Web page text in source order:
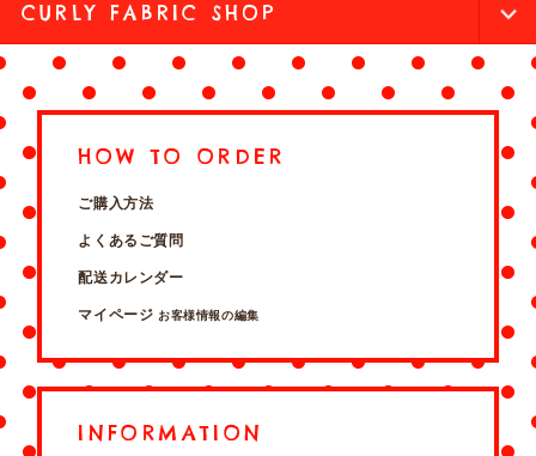
CURLY FABRIC SHOP
HOW TO ORDER
ご購入方法
よくあるご質問
配送カレンダー
マイページ お客様情報の編集
INFORMATION